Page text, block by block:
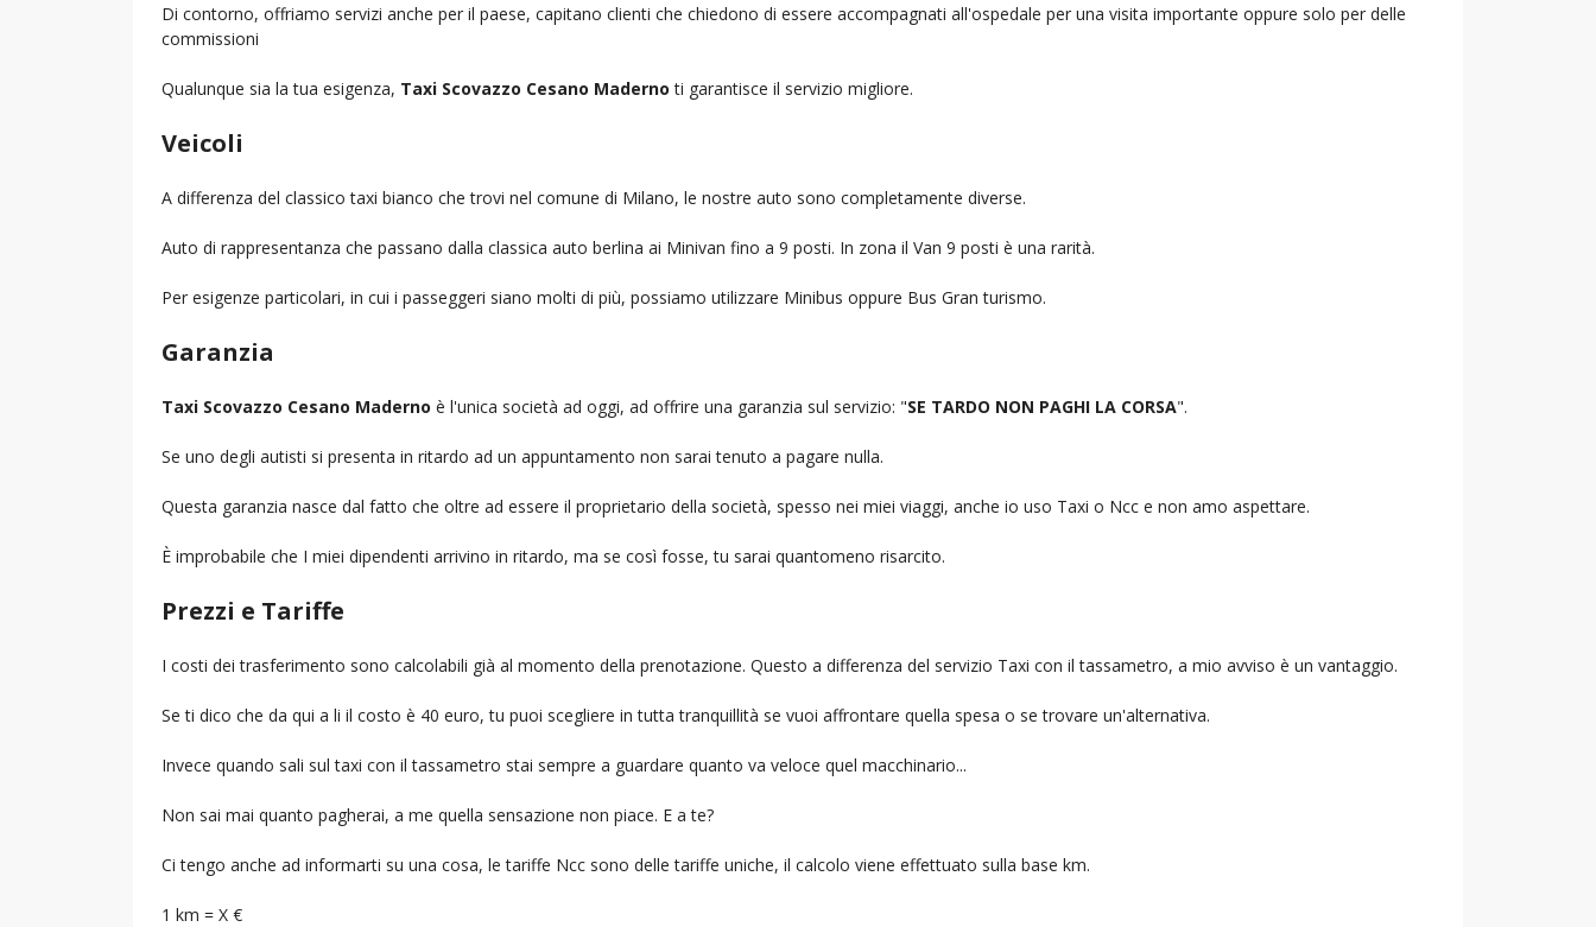
Di contorno, offriamo servizi anche per il paese, capitano clienti che chiedono di essere accompagnati all'ospedale per una visita importante oppure solo per delle
commissioni
Qualunque sia la tua esigenza, Taxi Scovazzo Cesano Maderno ti garantisce il servizio migliore.
Veicoli
A differenza del classico taxi bianco che trovi nel comune di Milano, le nostre auto sono completamente diverse.
Auto di rappresentanza che passano dalla classica auto berlina ai Minivan fino a 9 posti. In zona il Van 9 posti è una rarità.
Per esigenze particolari, in cui i passeggeri siano molti di più, possiamo utilizzare Minibus oppure Bus Gran turismo.
Garanzia
Taxi Scovazzo Cesano Maderno è l'unica società ad oggi, ad offrire una garanzia sul servizio: "SE TARDO NON PAGHI LA CORSA".
Se uno degli autisti si presenta in ritardo ad un appuntamento non sarai tenuto a pagare nulla.
Questa garanzia nasce dal fatto che oltre ad essere il proprietario della società, spesso nei miei viaggi, anche io uso Taxi o Ncc e non amo aspettare.
È improbabile che I miei dipendenti arrivino in ritardo, ma se così fosse, tu sarai quantomeno risarcito.
Prezzi e Tariffe
I costi dei trasferimento sono calcolabili già al momento della prenotazione. Questo a differenza del servizio Taxi con il tassametro, a mio avviso è un vantaggio.
Se ti dico che da qui a li il costo è 40 euro, tu puoi scegliere in tutta tranquillità se vuoi affrontare quella spesa o se trovare un'alternativa.
Invece quando sali sul taxi con il tassametro stai sempre a guardare quanto va veloce quel macchinario...
Non sai mai quanto pagherai, a me quella sensazione non piace. E a te?
Ci tengo anche ad informarti su una cosa, le tariffe Ncc sono delle tariffe uniche, il calcolo viene effettuato sulla base km.
1 km = X €